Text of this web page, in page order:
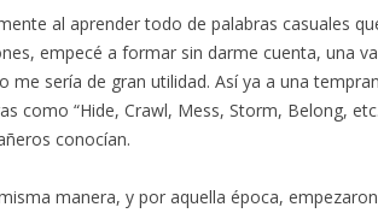
al aprender todo de palabras casuales
empecé a formar sin darme cuenta, una
me sería de gran utilidad. Así ya a una
como “Hide, Crawl, Mess, Storm, Belong,
conocían.
manera, y por aquella época,